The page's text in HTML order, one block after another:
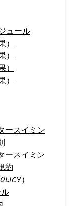
ュール
）
）
）
）
ースイミン
ースイミン
約
）